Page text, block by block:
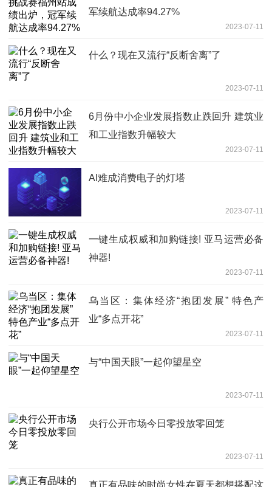
军续航达成率94.27%
2023-07-11
什么？现在又流行“反断舍离”了
2023-07-11
6月份中小企业发展指数止跌回升 建筑业
和工业指数升幅较大
2023-07-11
AI难成消费电子的灯塔
2023-07-11
一键生成权威和加购链接! 亚马运营必备
神器!
2023-07-11
乌当区：集体经济“抱团发展” 特色产
业“多点开花”
2023-07-11
与“中国天眼”一起仰望星空
2023-07-11
央行公开市场今日零投放零回笼
2023-07-11